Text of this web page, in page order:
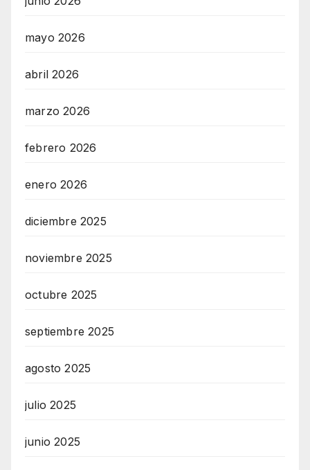
mayo 2026
abril 2026
marzo 2026
febrero 2026
enero 2026
diciembre 2025
noviembre 2025
octubre 2025
septiembre 2025
agosto 2025
julio 2025
junio 2025